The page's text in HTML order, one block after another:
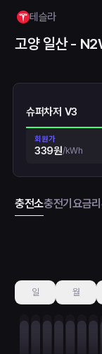
테슬라
고양 일산 -
슈퍼차저 V3
회원가
339원/kWh
충전소충전기요금
일 월